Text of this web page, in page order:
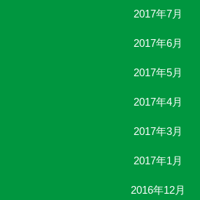
2017年7月
2017年6月
2017年5月
2017年4月
2017年3月
2017年1月
2016年12月